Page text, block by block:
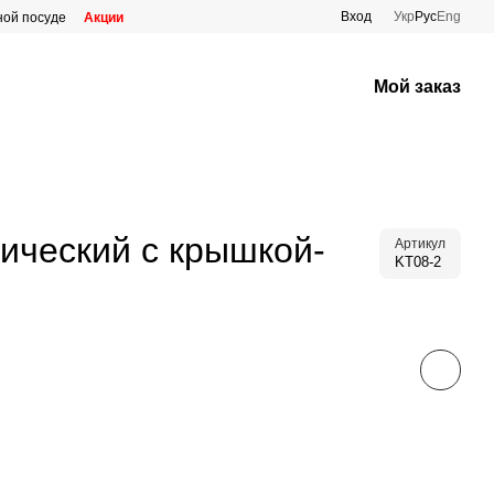
посуде Акции Вход Укр РусEng
Мой заказ
с крышкой- Артикул
KT08-2